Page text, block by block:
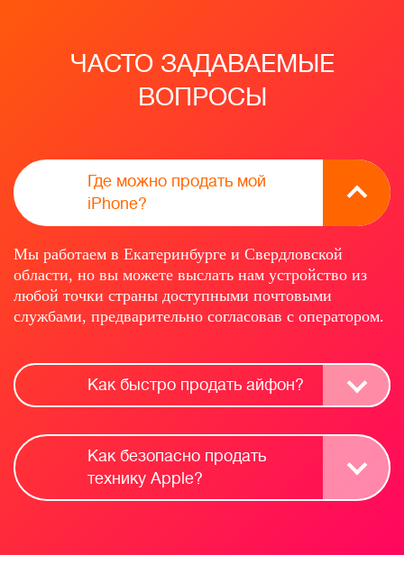
ЧАСТО ЗАДАВАЕМЫЕ
ВОПРОСЫ
Где можно продать мой
iPhone?
Мы работаем в Екатеринбурге и Свердловской
области, но вы можете выслать нам устройство из
любой точки страны доступными почтовыми
службами, предварительно согласовав с оператором.
Как быстро продать айфон?
Как безопасно продать
технику Apple?